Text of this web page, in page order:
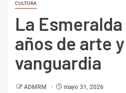
CULTURA
La
años de arte y
vanguardia
ADMRM mayo 31, 2026